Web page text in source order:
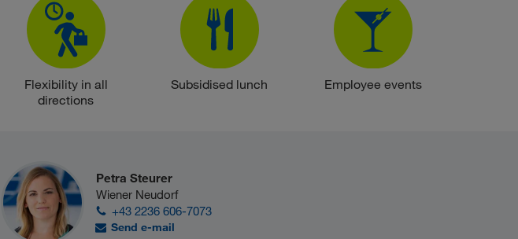
Flexibility in all
directions
Subsidised lunch Employee events
Petra Steurer
Wiener Neudorf
+43 2236 606-7073
Send e-mail